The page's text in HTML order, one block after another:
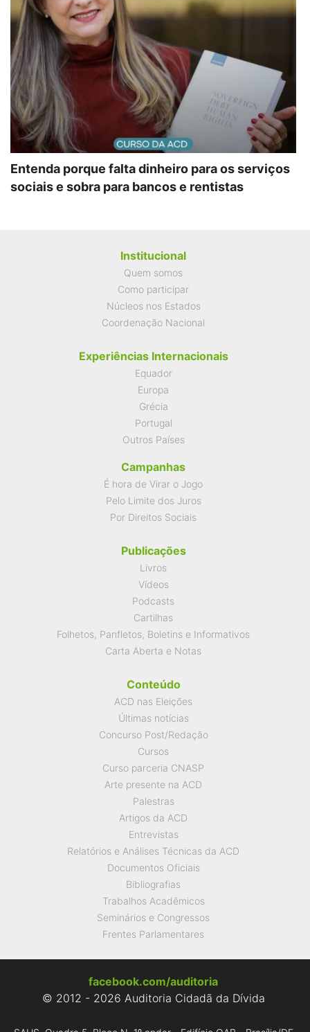
Entenda porque falta dinheiro para os serviços
sociais e sobra para bancos e rentistas
Institucional
Quem somos
Como participar
Núcleos nos Estados
Coordenação Nacional
Experiências Internacionais
Equador
Europa
Grécia
Portugal
Outros Países
Campanhas
É hora de Virar o Jogo
Pelo Limite dos Juros
Por Direitos Sociais
Publicações
Livros
Vídeos
Podcasts
Cartilhas
Folhetos, Panfletos, Boletins e Informativos
Carta Aberta e Notas
Conteúdo
ACD nas Eleições
Últimas notícias
Concurso Post/Redação
Cursos
Curso parceria CNASP
Arte presente na ACD
Palestras
Artigos da ACD
Entrevistas
Relatórios e Análises Técnicas da ACD
Documentos Oficiais
Bibliografias
Trabalhos Acadêmicos
Seminários e Congressos
Frentes Parlamentares
facebook.com/auditoria
© 2012 - 2026 Auditoria Cidadã da Dívida